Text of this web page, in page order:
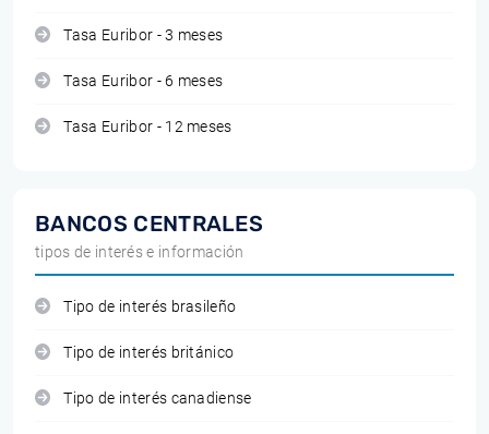
Tasa Euribor - 3 meses
Tasa Euribor - 6 meses
Tasa Euribor - 12 meses
BANCOS CENTRALES
tipos de interés e información
Tipo de interés brasileño
Tipo de interés británico
Tipo de interés canadiense